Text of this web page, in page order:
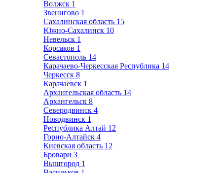
Волжск 1
Звенигово 1
Сахалинская область 15
Южно-Сахалинск 10
Невельск 1
Корсаков 1
Севастополь 14
Карачаево-Черкесская Республика 14
Черкесск 8
Карачаевск 1
Архангельская область 14
Архангельск 8
Северодвинск 4
Новодвинск 1
Республика Алтай 12
Горно-Алтайск 4
Киевская область 12
Бровари 3
Вышгород 1